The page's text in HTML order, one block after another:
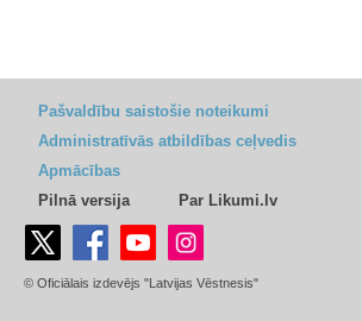
Pašvaldību saistošie noteikumi
Administratīvās atbildības ceļvedis
Apmācības
Pilnā versija
Par Likumi.lv
© Oficiālais izdevējs "Latvijas Vēstnesis"